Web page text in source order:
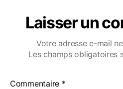
Laisser un
Votre adresse e-mail
Les champs obligatoires
Commentaire *